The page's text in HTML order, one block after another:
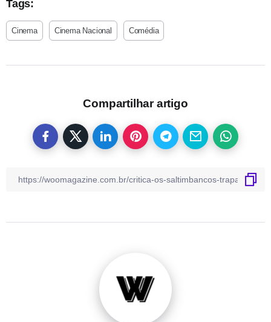
Tags:
Cinema Cinema Nacional Comédia
Compartilhar artigo